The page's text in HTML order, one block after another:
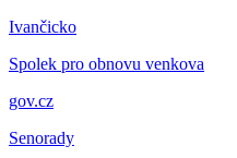
Ivančicko
Spolek pro obnovu venkova
gov.cz
Senorady